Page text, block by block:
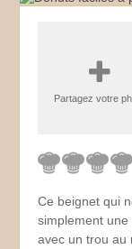
Partagez votre
Ce beignet qui
simplement
avec un trou au